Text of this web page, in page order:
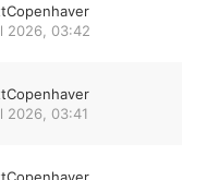
2026, 03:42
2026, 03:41